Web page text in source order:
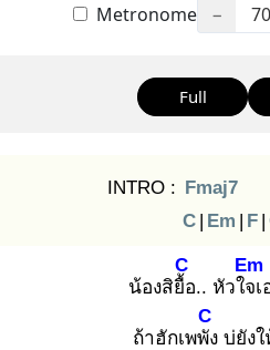
Metronome − 70
Full
INTRO : Fmaj7
C | Em | F |
น้องสิยื้อ
C
.. หัวใจเ
Em
ถ้าฮักเพพัง
C
บ่ยัง